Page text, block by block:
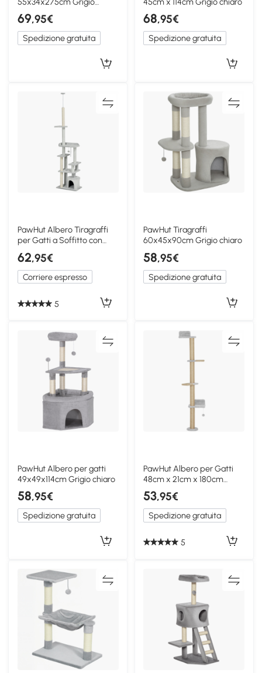
chiaro
69,95€
Spedizione gratuita
68,95€
Spedizione gratuita
PawHut Albero Tiragraffi
per Gatti a Soffitto con
Casetta
62,95€
Corriere espresso
5
PawHut Tiragraffi
60x45x90cm Grigio chiaro
58,95€
Spedizione gratuita
PawHut Albero per gatti
49x49x114cm Grigio chiaro
58,95€
Spedizione gratuita
PawHut Albero per Gatti
48cm x 21cm x 180cm
Grigio Chiaro
53,95€
Spedizione gratuita
5